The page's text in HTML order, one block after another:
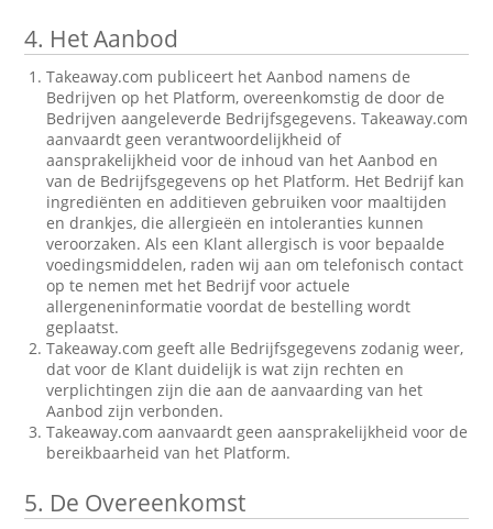
4. Het Aanbod
Takeaway.com publiceert het Aanbod namens de
Bedrijven op het Platform, overeenkomstig de door de
Bedrijven aangeleverde Bedrijfsgegevens. Takeaway.com
aanvaardt geen verantwoordelijkheid of
aansprakelijkheid voor de inhoud van het Aanbod en
van de Bedrijfsgegevens op het Platform. Het Bedrijf kan
ingrediënten en additieven gebruiken voor maaltijden
en drankjes, die allergieën en intoleranties kunnen
veroorzaken. Als een Klant allergisch is voor bepaalde
voedingsmiddelen, raden wij aan om telefonisch contact
op te nemen met het Bedrijf voor actuele
allergeneninformatie voordat de bestelling wordt
geplaatst.
Takeaway.com geeft alle Bedrijfsgegevens zodanig weer,
dat voor de Klant duidelijk is wat zijn rechten en
verplichtingen zijn die aan de aanvaarding van het
Aanbod zijn verbonden.
Takeaway.com aanvaardt geen aansprakelijkheid voor de
bereikbaarheid van het Platform.
5. De Overeenkomst